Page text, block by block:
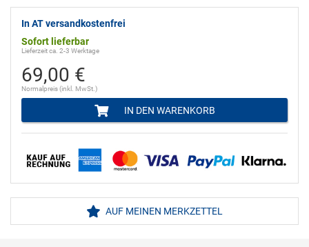
In AT versandkostenfrei
Sofort lieferbar
Lieferzeit ca. 2-3 Werktage
69,00 €
Normalpreis (inkl. MwSt.)
IN DEN WARENKORB
AUF MEINEN MERKZETTEL